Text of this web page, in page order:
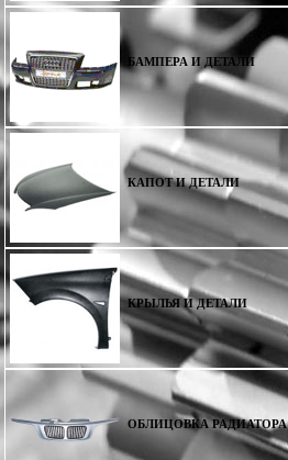
БАМПЕРА И ДЕТАЛИ
КАПОТ И ДЕТАЛИ
КРЫЛЬЯ И ДЕТАЛИ
ОБЛИЦОВКА РАДИАТОРА